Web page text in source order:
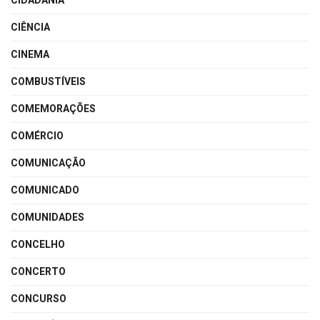
CIÊNCIA
CINEMA
COMBUSTÍVEIS
COMEMORAÇÕES
COMÉRCIO
COMUNICAÇÃO
COMUNICADO
COMUNIDADES
CONCELHO
CONCERTO
CONCURSO